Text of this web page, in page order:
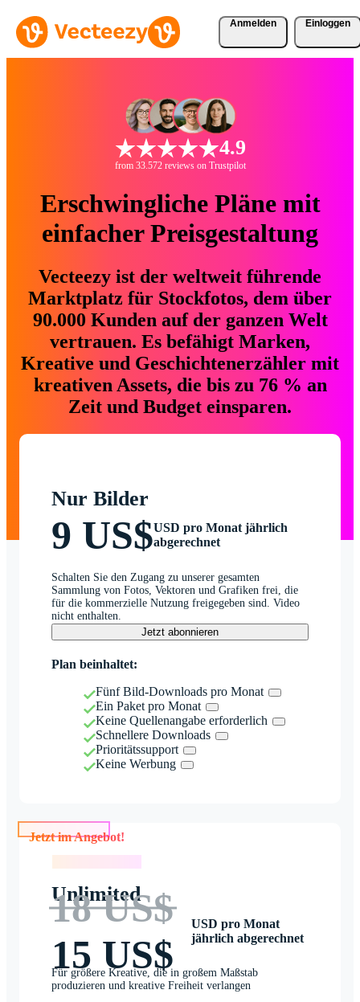
Anmelden Einloggen
4.9
from 33.572 reviews on Trustpilot
Erschwingliche Pläne mit
einfacher Preisgestaltung
Vecteezy ist der weltweit führende
Marktplatz für Stockfotos, dem über
90.000 Kunden auf der ganzen Welt
vertrauen. Es befähigt Marken,
Kreative und Geschichtenerzähler mit
kreativen Assets, die bis zu 76 % an
Zeit und Budget einsparen.
Nur Bilder
9 US$USD pro Monat jährlich
abgerechnet
Schalten Sie den Zugang zu unserer gesamten
Sammlung von Fotos, Vektoren und Grafiken frei, die
für die kommerzielle Nutzung freigegeben sind. Video
nicht enthalten.
Jetzt abonnieren
Plan beinhaltet:
Fünf Bild-Downloads pro Monat
Ein Paket pro Monat
Keine Quellenangabe erforderlich
Schnellere Downloads
Prioritätssupport
Keine Werbung
Jetzt im Angebot!
Unlimited
18 US$
15 US$
USD pro Monat
jährlich abgerechnet
Für größere Kreative, die in großem Maßstab
produzieren und kreative Freiheit verlangen